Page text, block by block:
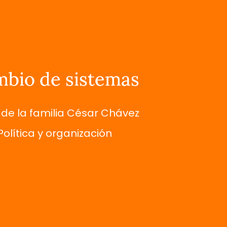
de sistemas
de sistemas
la familia César Chávez
y organización